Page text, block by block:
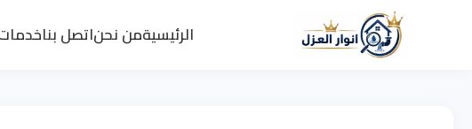
الرئيسيةمن نحناتصل بنا